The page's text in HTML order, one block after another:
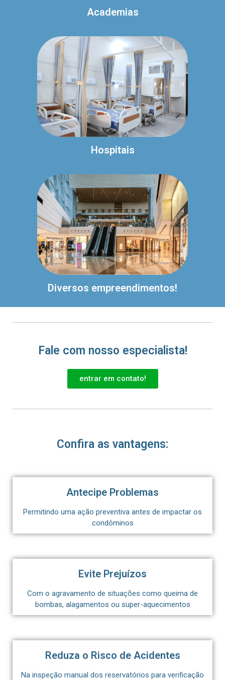
Academias
Hospitais
Diversos empreendimentos!
Fale com nosso especialista!
entrar em contato!
Confira as vantagens:
Antecipe Problemas
Permitindo uma ação preventiva antes de impactar os
condôminos
Evite Prejuízos
Com o agravamento de situações como queima de
bombas, alagamentos ou super-aquecimentos
Reduza o Risco de Acidentes
Na inspeção manual dos reservatórios para verificação